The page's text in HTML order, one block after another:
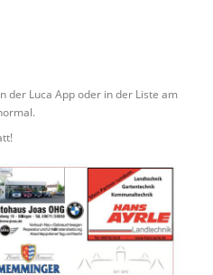
der Luca App oder in der Liste am